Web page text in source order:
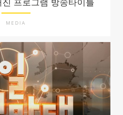
프로그램 방송타이틀
MEDIA